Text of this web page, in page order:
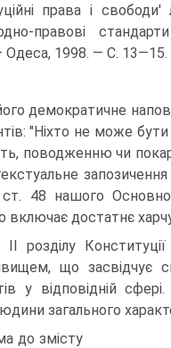
права і
правові
Одеса, 1998. — С. 13—15.
демократичне
"Ніхто не може
поводженню чи
ст. 48 нашого
включає достатнє
II розділу
що засвідчує
у відповідній
загального
до змісту